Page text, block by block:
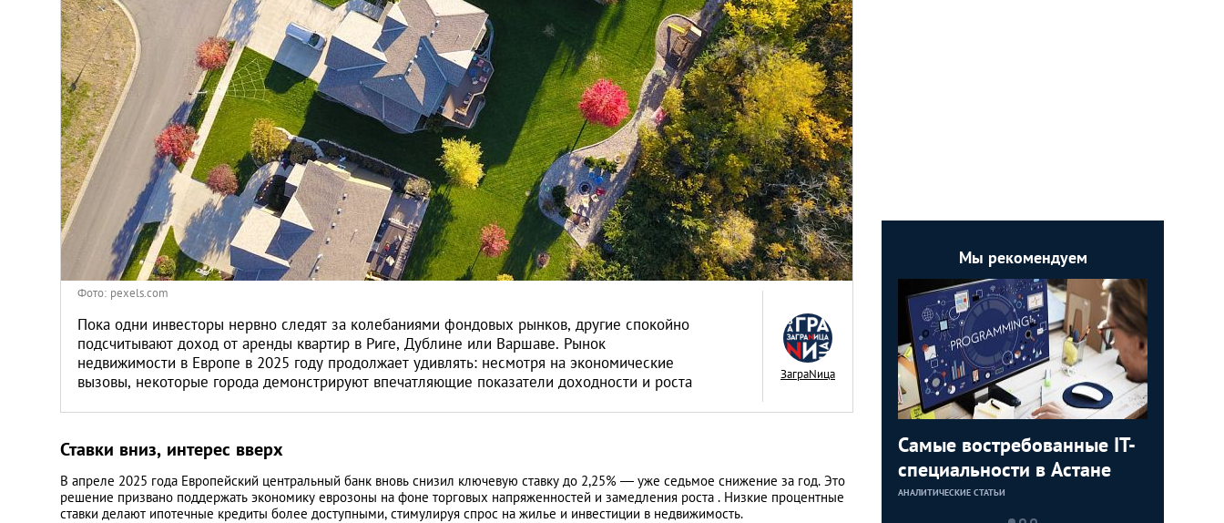
Лос-Анджелес
Москва
Париж
Паттайя
Пхукет
Санкт-Петербург
Фото: pexels.com
Пока одни инвесторы нервно следят за колебаниями фондовых рынков, другие спокойно
подсчитывают доход от аренды квартир в Риге, Дублине или Варшаве. Рынок
недвижимости в Европе в 2025 году продолжает удивлять: несмотря на экономические
вызовы, некоторые города демонстрируют впечатляющие показатели доходности и роста
ЗаграNица
Ставки вниз, интерес вверх
В апреле 2025 года Европейский центральный банк вновь снизил ключевую ставку до 2,25% — уже седьмое снижение за год. Это
решение призвано поддержать экономику еврозоны на фоне торговых напряженностей и замедления роста . Низкие процентные
ставки делают ипотечные кредиты более доступными, стимулируя спрос на жилье и инвестиции в недвижимость.
Мы рекомендуем
Самые востребованные IT-
специальности в Астане
АНАЛИТИЧЕСКИЕ СТАТЬИ
получить компенсацию за
отмененный авиарейс
АНАЛИТИЧЕСКИЕ СТАТЬИ